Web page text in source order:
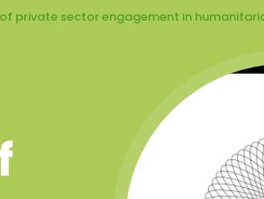
of private sector engagement in